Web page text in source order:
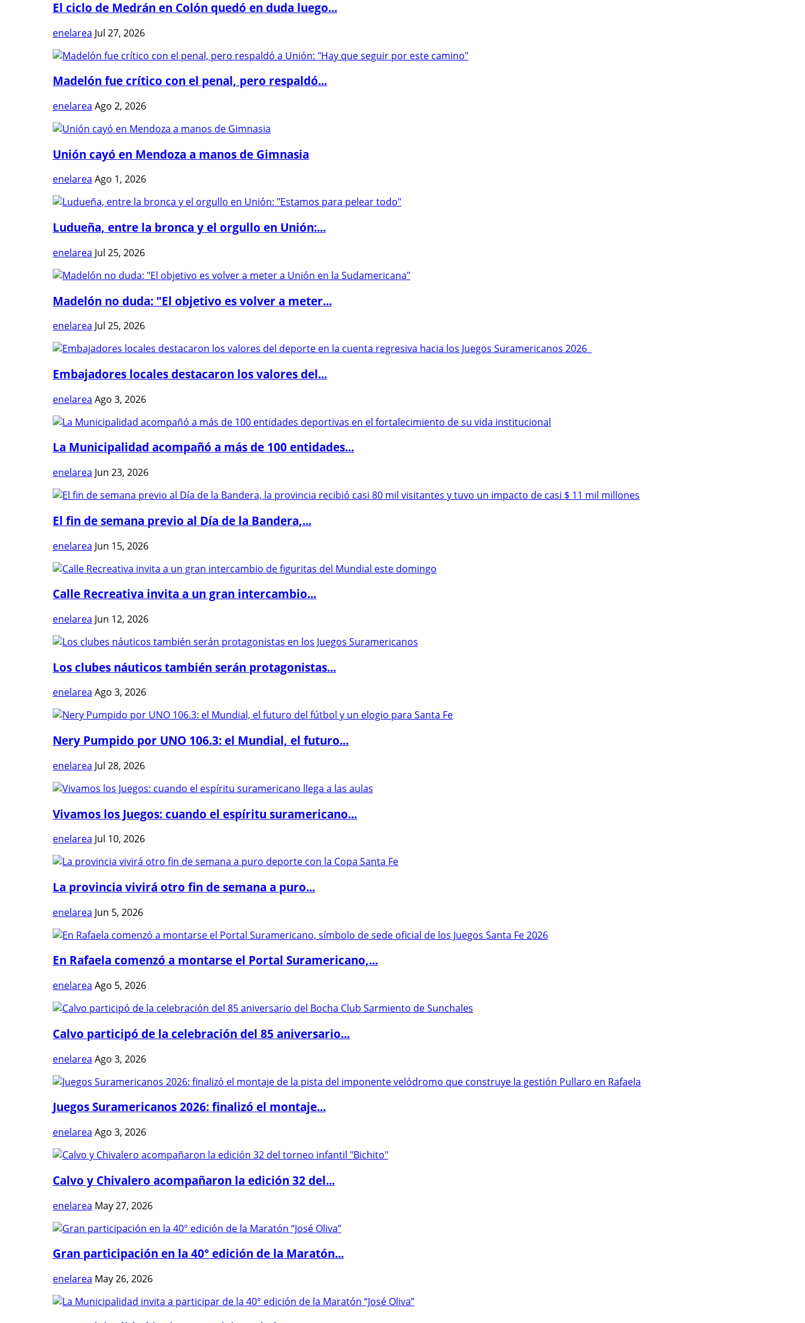
El ciclo de Medrán en Colón quedó en duda luego...
enelarea Jul 27, 2026
Madelón fue crítico con el penal, pero respaldó...
enelarea Ago 2, 2026
Unión cayó en Mendoza a manos de Gimnasia
enelarea Ago 1, 2026
Ludueña, entre la bronca y el orgullo en Unión:...
enelarea Jul 25, 2026
Madelón no duda: "El objetivo es volver a meter...
enelarea Jul 25, 2026
Embajadores locales destacaron los valores del...
enelarea Ago 3, 2026
La Municipalidad acompañó a más de 100 entidades...
enelarea Jun 23, 2026
El fin de semana previo al Día de la Bandera,...
enelarea Jun 15, 2026
Calle Recreativa invita a un gran intercambio...
enelarea Jun 12, 2026
Los clubes náuticos también serán protagonistas...
enelarea Ago 3, 2026
Nery Pumpido por UNO 106.3: el Mundial, el futuro...
enelarea Jul 28, 2026
Vivamos los Juegos: cuando el espíritu suramericano...
enelarea Jul 10, 2026
La provincia vivirá otro fin de semana a puro...
enelarea Jun 5, 2026
En Rafaela comenzó a montarse el Portal Suramericano,...
enelarea Ago 5, 2026
Calvo participó de la celebración del 85 aniversario...
enelarea Ago 3, 2026
Juegos Suramericanos 2026: finalizó el montaje...
enelarea Ago 3, 2026
Calvo y Chivalero acompañaron la edición 32 del...
enelarea May 27, 2026
Gran participación en la 40° edición de la Maratón...
enelarea May 26, 2026